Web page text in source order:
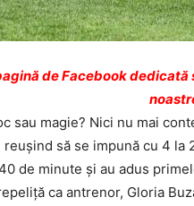
de Facebook
sau magie? Nici nu mai
să se impună cu 4
de minute şi au adus
ca antrenor, Gloria